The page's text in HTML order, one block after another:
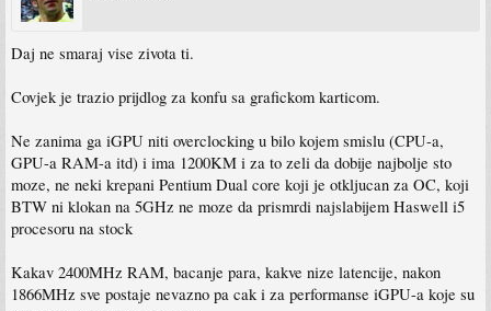
Daj ne smaraj vise zivota ti.
Covjek je trazio prijdlog za konfu sa grafickom karticom.
Ne zanima ga iGPU niti overclocking u bilo kojem smislu (CPU-a,
GPU-a RAM-a itd) i ima 1200KM i za to zeli da dobije najbolje sto
moze, ne neki krepani Pentium Dual core koji je otkljucan za OC, koji
BTW ni klokan na 5GHz ne moze da prismrdi najslabijem Haswell i5
procesoru na stock
Kakav 2400MHz RAM, bacanje para, kakve nize latencije, nakon
1866MHz sve postaje nevazno pa cak i za performanse iGPU-a koje su